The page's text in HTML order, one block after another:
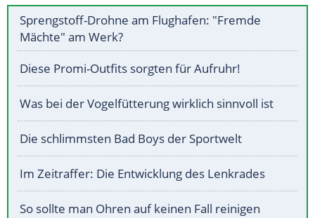
Sprengstoff-Drohne am Flughafen: "Fremde
Mächte" am Werk?
Diese Promi-Outfits sorgten für Aufruhr!
Was bei der Vogelfütterung wirklich sinnvoll ist
Die schlimmsten Bad Boys der Sportwelt
Im Zeitraffer: Die Entwicklung des Lenkrades
So sollte man Ohren auf keinen Fall reinigen